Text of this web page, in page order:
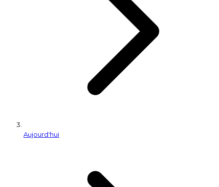
Aujourd'hui